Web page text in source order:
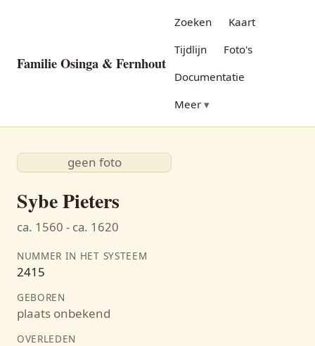
Familie Osinga & Fernhout
Zoeken
Kaart
Tijdlijn
Foto's
Documentatie
Meer
geen foto
Sybe Pieters
ca. 1560 - ca. 1620
NUMMER IN HET SYSTEEM
2415
GEBOREN
plaats onbekend
OVERLEDEN